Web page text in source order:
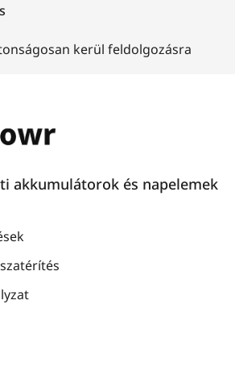
kerül feldolgozásra
akkumulátorok és napelemek